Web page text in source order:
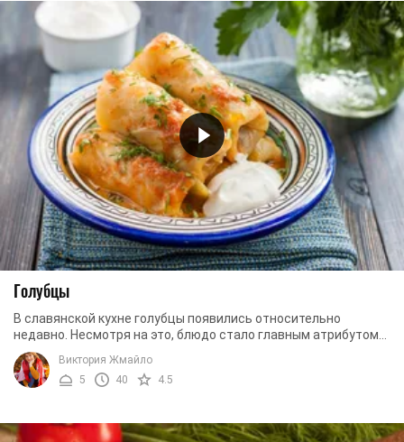
Голубцы
В славянской кухне голубцы появились относительно
недавно. Несмотря на это, блюдо стало главным атрибутом
любых праздников. Каждая хозяйка готовит их ...
Виктория Жмайло
5
40 4.5